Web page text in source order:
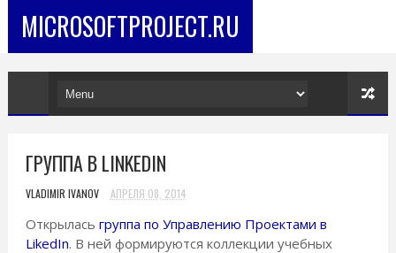
MICROSOFTPROJECT.RU
ГРУППА В LINKEDIN
VLADIMIR IVANOV АПРЕЛЯ 08, 2014
Открылась группа по Управлению Проектами в
LikedIn. В ней формируются коллекции учебных